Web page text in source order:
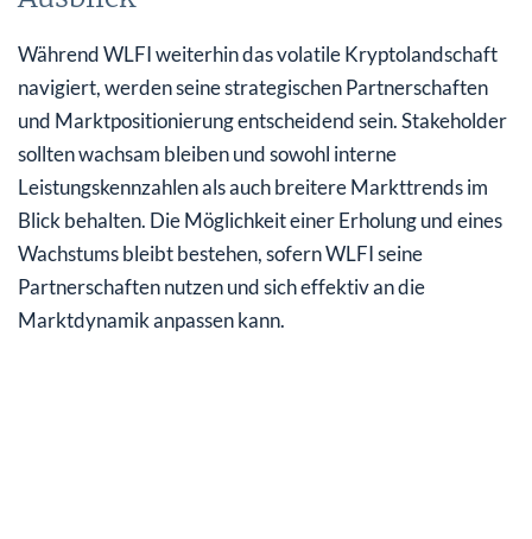
Während WLFI weiterhin das volatile Kryptolandschaft
navigiert, werden seine strategischen Partnerschaften
und Marktpositionierung entscheidend sein. Stakeholder
sollten wachsam bleiben und sowohl interne
Leistungskennzahlen als auch breitere Markttrends im
Blick behalten. Die Möglichkeit einer Erholung und eines
Wachstums bleibt bestehen, sofern WLFI seine
Partnerschaften nutzen und sich effektiv an die
Marktdynamik anpassen kann.